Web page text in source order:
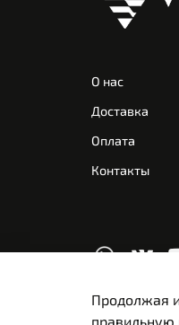
О нас
Доставка
Оплата
Контакты
Продолжая
правильную